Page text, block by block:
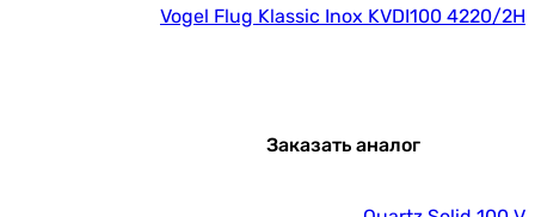
Vogel Flug Klassic Inox KVDI100 4220/2H
Заказать аналог